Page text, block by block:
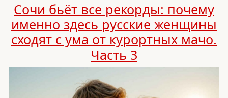
Сочи бьёт все рекорды: почему
именно здесь русские женщины
сходят с ума от курортных мачо.
Часть 3